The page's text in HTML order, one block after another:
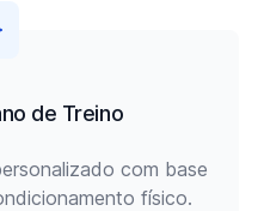
de Treino
com base
físico.